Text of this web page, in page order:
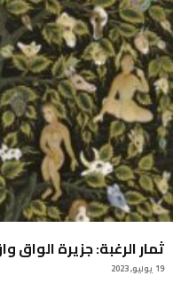
ثمار الرغبة: جزيرة الواق
19 يوليو, 2023